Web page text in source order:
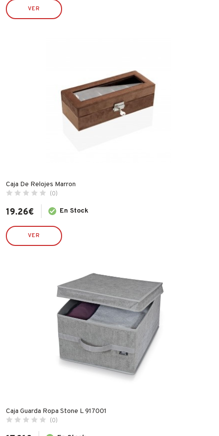
WECOOK
VER
Caja De Relojes Marron
(0)
19.26€ En Stock
VER
Caja Guarda Ropa Stone L 917001
(0)